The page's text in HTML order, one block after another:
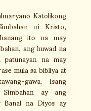
Katolikong
ni Kristo,
ito na may
ang huwad na
na may
mula sa bibliya at
gawa. Isang
ay ang
Banal na Diyos ay